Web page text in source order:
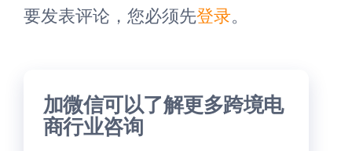
要发表评论，您必须先登录。
加微信可以了解更多跨境电
商行业咨询